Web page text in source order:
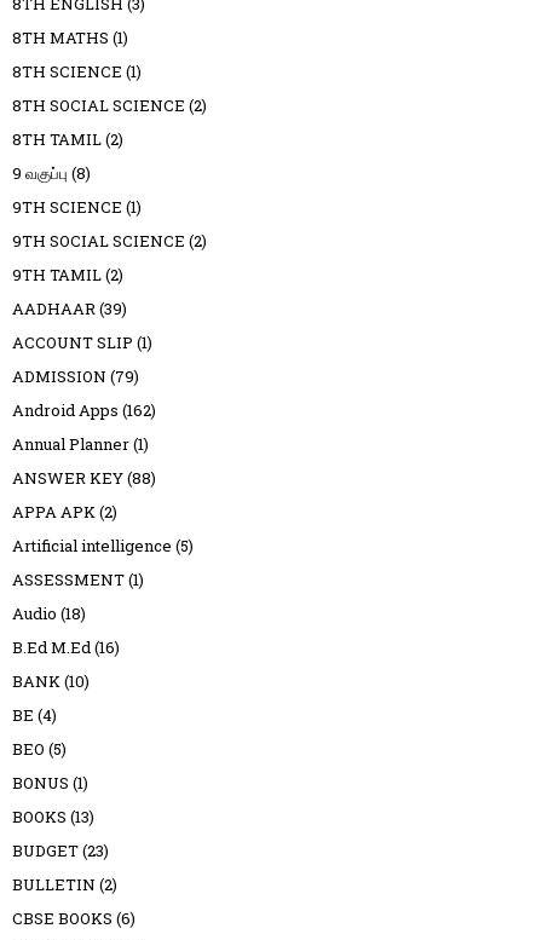
8TH MATHS (1)
8TH SCIENCE (1)
8TH SOCIAL SCIENCE (2)
8TH TAMIL(2)
9 வகுப்பு (8)
9TH SCIENCE (1)
9TH SOCIAL SCIENCE (2)
9TH TAMIL(2)
AADHAAR(39)
ACCOUNT SLIP (1)
ADMISSION (79)
Android Apps (162)
Annual Planner(1)
ANSWER KEY(88)
APPA APK(2)
Artificial intelligence (5)
ASSESSMENT(1)
Audio (18)
B.Ed M.Ed(16)
BANK(10)
BE (4)
BEO (5)
BONUS (1)
BOOKS (13)
BUDGET(23)
BULLETIN (2)
CBSE BOOKS (6)